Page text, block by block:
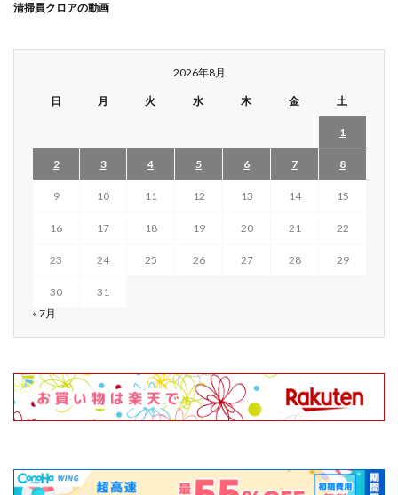
清掃員クロアの動画
2026年8月
日 月 火 水 木 金 土
1
2 3 4 5 6 7 8
9 10 11 12 13 14 15
16 17 18 19 20 21 22
23 24 25 26 27 28 29
30
31
« 7月